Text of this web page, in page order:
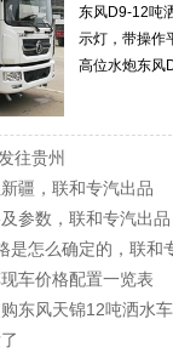
东风D9-12吨
示灯，带操作
高位水炮东风
往贵州
疆，联和专汽出品
参数，联和专汽出品
是怎么确定的，联和
车价格配置一览表
东风天锦12吨洒水